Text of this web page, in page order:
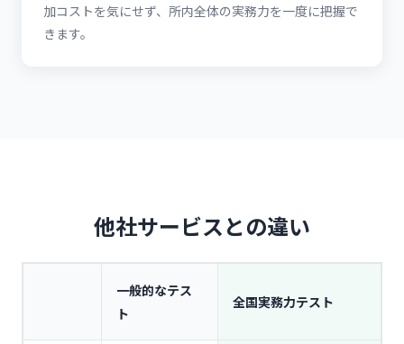
加コストを気にせず、所内全体の実務力を一度に把握で
きます。
他社サービスとの違い
一般的なテス
ト
全国実務力テスト